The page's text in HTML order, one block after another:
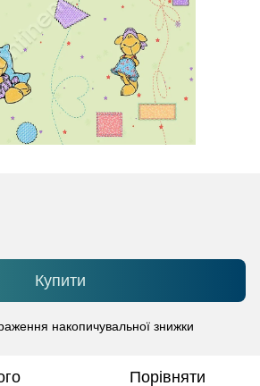
Купити
накопичувальної знижки
Порівняти